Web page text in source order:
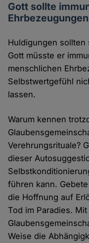
Gott sollte
Ehrbezeugungen
Huldigungen sollten
Gott müsste er
menschlichen
Selbstwertgefühl
lassen.
Warum kennen
Verehrungsrituale?
dieser
führen kann.
die Hoffnung auf
Tod im Paradies.
Weise die